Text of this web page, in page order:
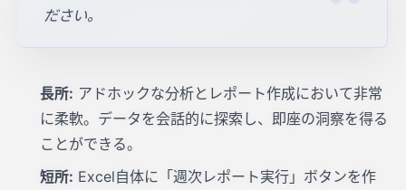
ださい。
長所: アドホックな分析とレポート作成において非常
に柔軟。データを会話的に探索し、即座の洞察を得る
ことができる。
短所: Excel自体に「週次レポート実行」ボタンを作